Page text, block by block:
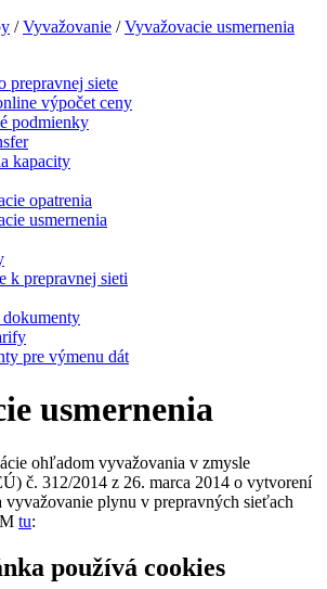
/ Vyvažovanie / Vyvažovacie usmernenia
prepravnej siete
výpočet ceny
podmienky
kapacity
opatrenia
usmernenia
k prepravnej sieti
pre výmenu dát
usmernenia
ohľadom vyvažovania v zmysle
č. 312/2014 z 26. marca 2014 o vytvorení
vyvažovanie plynu v prepravných sieťach
tu:
používá cookies